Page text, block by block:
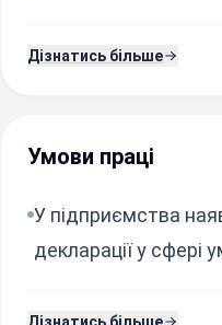
Дізнатись більше
Умови праці
У підприємства
декларації у сфері